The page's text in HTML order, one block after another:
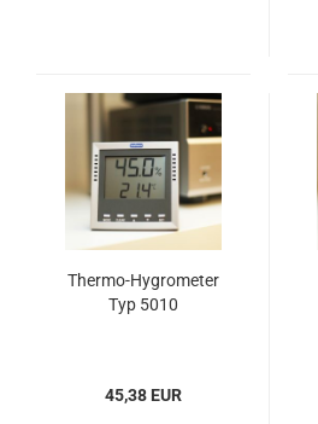
Thermo-Hygrometer
Typ 5010
45,38 EUR